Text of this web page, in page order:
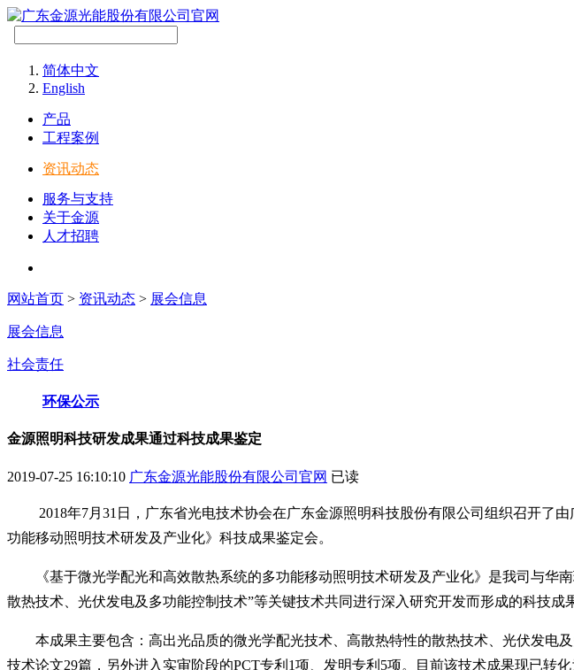
简体中文
English
产品
工程案例
资讯动态
服务与支持
关于金源
人才招聘
网站首页 > 资讯动态 > 展会信息
展会信息
社会责任
环保公示
金源照明科技研发成果通过科技成果鉴定
2019-07-25 16:10:10 广东金源光能股份有限公司官网 已读
2018年7月31日，广东省光电技术协会在广东金源照明科技股份有限公司组织召开了
功能移动照明技术研发及产业化》科技成果鉴定会。
《基于微光学配光和高效散热系统的多功能移动照明技术研发及产业化》是我司与
散热技术、光伏发电及多功能控制技术”等关键技术共同进行深入研究开发而形成的科技成
本成果主要包含：高出光品质的微光学配光技术、高散热特性的散热技术、光伏发电
技术论文29篇，另外进入实审阶段的PCT专利1项、发明专利5项。目前该技术成果现已